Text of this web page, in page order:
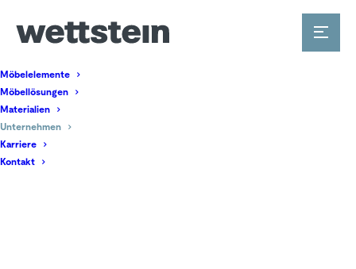
Möbelelemente
Möbellösungen
Materialien
Unternehmen
Karriere
Kontakt